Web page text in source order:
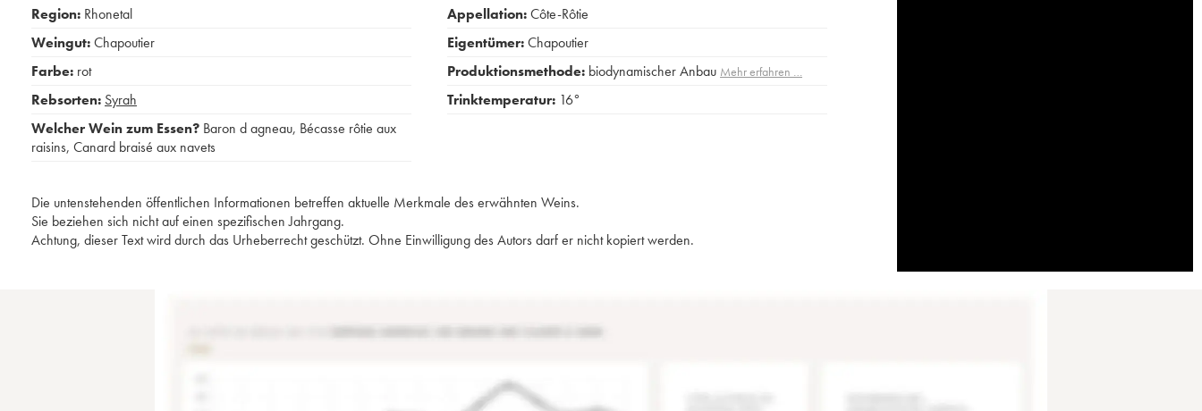
Region: Rhonetal
Weingut:Chapoutier
Farbe: rot
Rebsorten: Syrah
Welcher Wein zum Essen? Baron d agneau, Bécasse rôtie aux
raisins, Canard braisé aux navets
Appellation:Côte-Rôtie
Eigentümer:Chapoutier
Produktionsmethode: biodynamischer Anbau Mehr erfahren …
Trinktemperatur: 16°
Die untenstehenden öffentlichen Informationen betreffen aktuelle Merkmale des erwähnten Weins.
Sie beziehen sich nicht auf einen spezifischen Jahrgang.
Achtung, dieser Text wird durch das Urheberrecht geschützt. Ohne Einwilligung des Autors darf er nicht kopiert werden.